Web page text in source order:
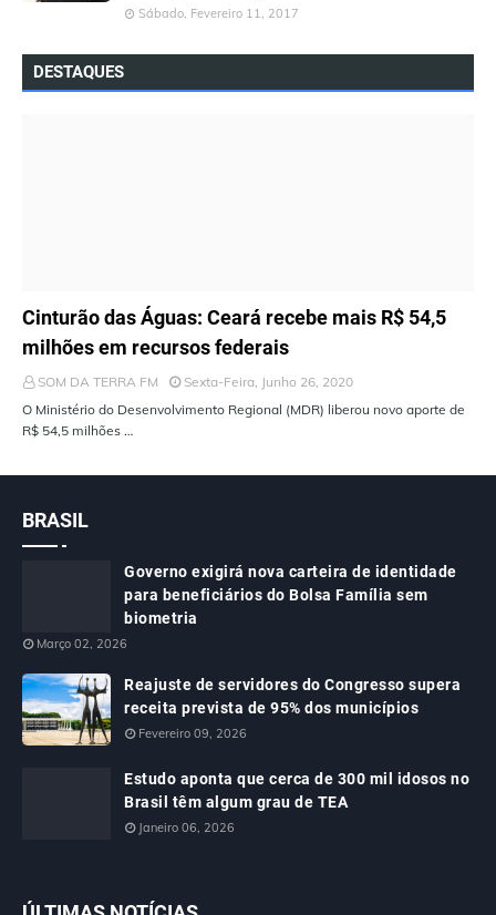
Sábado, Fevereiro 11, 2017
DESTAQUES
ÚLTIMAS NOTÍCIAS
Cinturão das Águas: Ceará recebe mais R$ 54,5
milhões em recursos federais
SOM DA TERRA FM
Sexta-Feira, Junho 26, 2020
O Ministério do Desenvolvimento Regional (MDR) liberou novo aporte de
R$ 54,5 milhões …
BRASIL
Governo exigirá nova carteira de identidade
para beneficiários do Bolsa Família sem
biometria
Março 02, 2026
Reajuste de servidores do Congresso supera
receita prevista de 95% dos municípios
Fevereiro 09, 2026
Estudo aponta que cerca de 300 mil idosos no
Brasil têm algum grau de TEA
Janeiro 06, 2026